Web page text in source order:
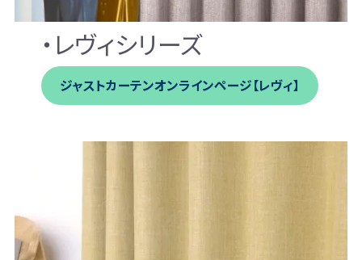
・レヴィシリーズ
ジャストカーテンオンラインページ【レヴィ】